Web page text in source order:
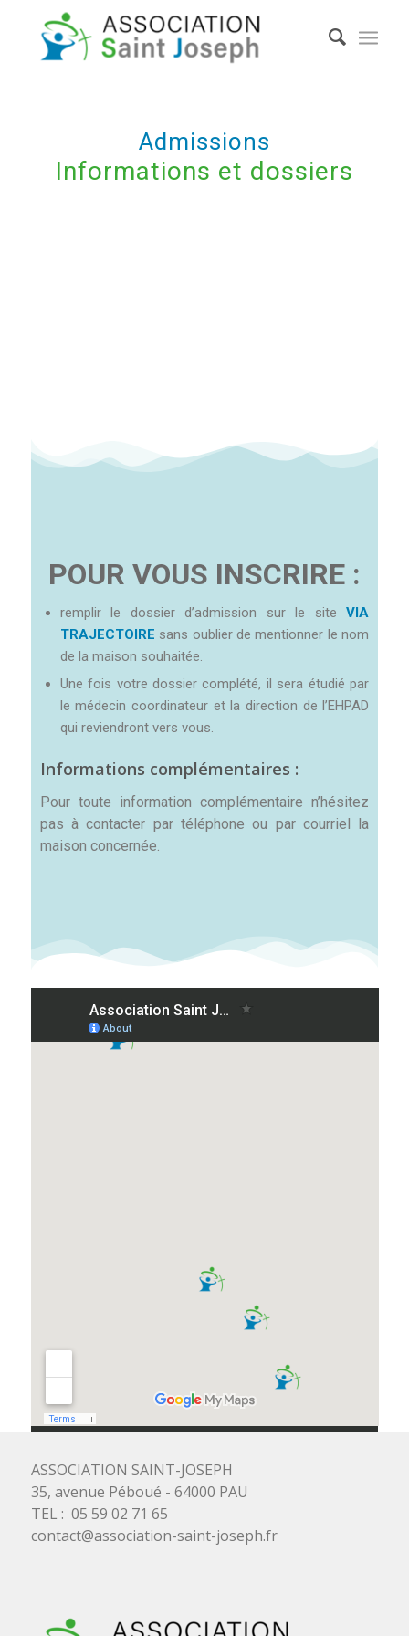
Admissions
Informations et dossiers
POUR VOUS INSCRIRE :
remplir le dossier d’admission sur le siteVIA
TRAJECTOIRE sans oublier de mentionner le nom
de la maison souhaitée.
Une fois votre dossier complété, il sera étudié par
le médecin coordinateur et la direction de l’EHPAD
qui reviendront vers vous.
Informations complémentaires :
Pour toute information complémentaire n’hésitez
pas à contacter par téléphone ou par courriel la
maison concernée.
ASSOCIATION SAINT-JOSEPH
35, avenue Péboué - 64000 PAU
TEL : 05 59 02 71 65
contact@association-saint-joseph.fr